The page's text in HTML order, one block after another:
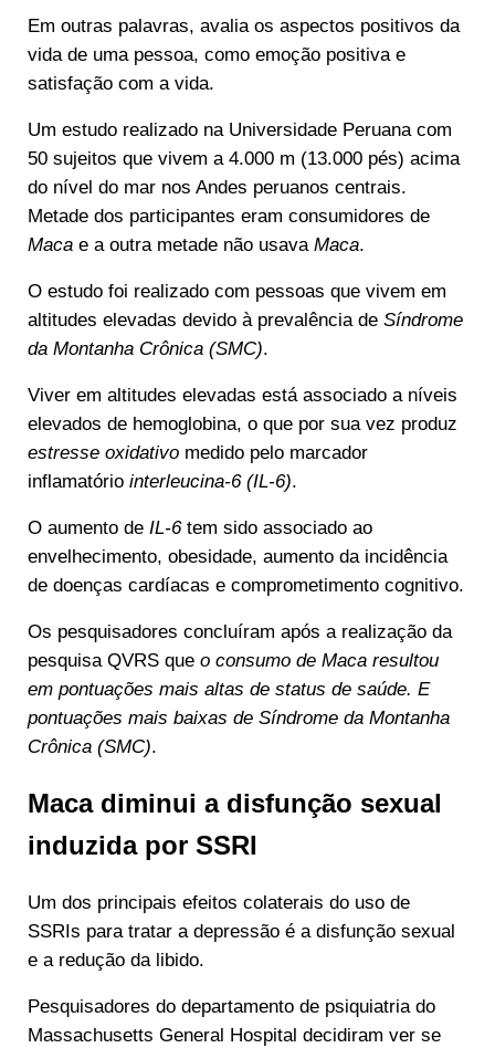
Em outras palavras, avalia os aspectos positivos da
vida de uma pessoa, como emoção positiva e
satisfação com a vida.
Um estudo realizado na Universidade Peruana com
50 sujeitos que vivem a 4.000 m (13.000 pés) acima
do nível do mar nos Andes peruanos centrais.
Metade dos participantes eram consumidores de
Macae a outra metade não usava Maca.
O estudo foi realizado com pessoas que vivem em
altitudes elevadas devido à prevalência de Síndrome
da Montanha Crônica (SMC).
Viver em altitudes elevadas está associado a níveis
elevados de hemoglobina, o que por sua vez produz
estresse oxidativomedido pelo marcador
inflamatório interleucina-6 (IL-6).
O aumento de IL-6tem sido associado ao
envelhecimento, obesidade, aumento da incidência
de doenças cardíacas e comprometimento cognitivo.
Os pesquisadores concluíram após a realização da
pesquisa QVRS que o consumo de Maca resultou
em pontuações mais altas de status de saúde. E
pontuações mais baixas de Síndrome da Montanha
Crônica (SMC).
Maca diminui a disfunção sexual
induzida por SSRI
Um dos principais efeitos colaterais do uso de
SSRIs para tratar a depressão é a disfunção sexual
e a redução da libido.
Pesquisadores do departamento de psiquiatria do
Massachusetts General Hospital decidiram ver se